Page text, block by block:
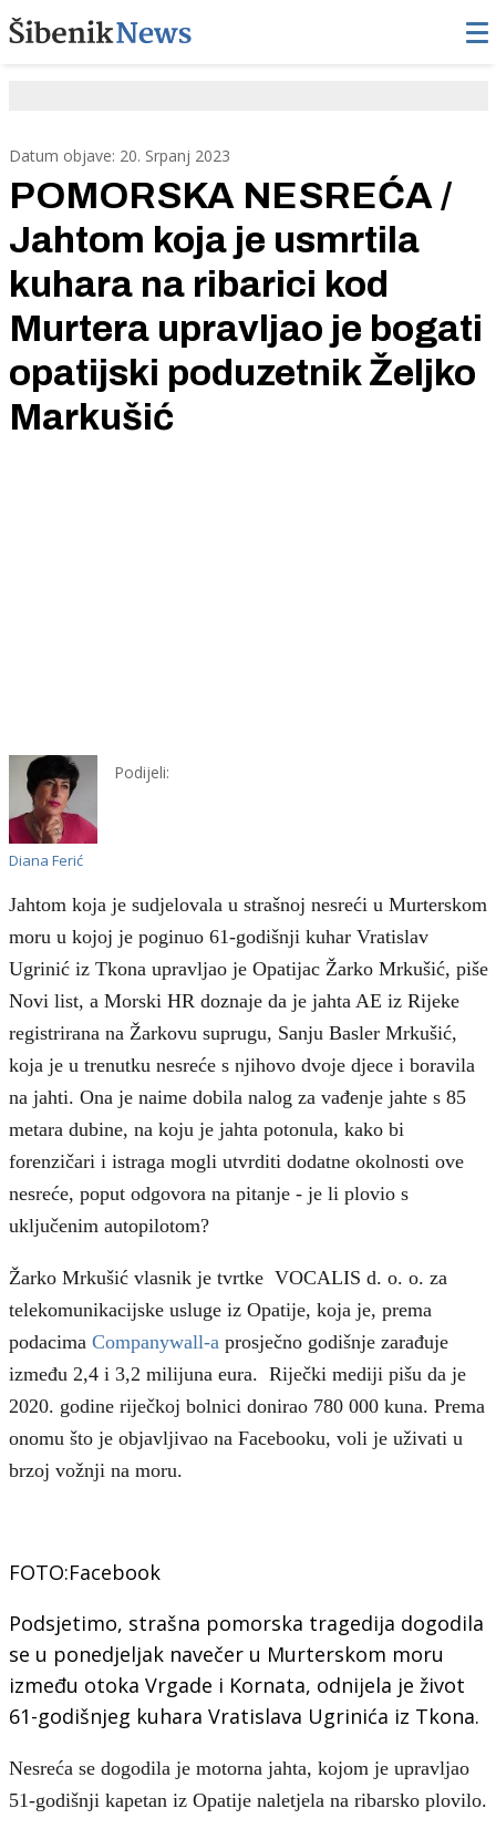
Datum objave: 20. Srpanj 2023
POMORSKA NESREĆA /
Jahtom koja je usmrtila
kuhara na ribarici kod
Murtera upravljao je bogati
opatijski poduzetnik Željko
Markušić
Diana Ferić
Podijeli:
Jahtom koja je sudjelovala u strašnoj nesreći u Murterskom
moru u kojoj je poginuo 61-godišnji kuhar Vratislav
Ugrinić iz Tkona upravljao je Opatijac Žarko Mrkušić, piše
Novi list, a Morski HR doznaje da je jahta AE iz Rijeke
registrirana na Žarkovu suprugu, Sanju Basler Mrkušić,
koja je u trenutku nesreće s njihovo dvoje djece i boravila
na jahti. Ona je naime dobila nalog za vađenje jahte s 85
metara dubine, na koju je jahta potonula, kako bi
forenzičari i istraga mogli utvrditi dodatne okolnosti ove
nesreće, poput odgovora na pitanje - je li plovio s
uključenim autopilotom?
Žarko Mrkušić vlasnik je tvrtke VOCALIS d. o. o. za
telekomunikacijske usluge iz Opatije, koja je, prema
podacima Companywall-a prosječno godišnje zarađuje
između 2,4 i 3,2 milijuna eura. Riječki mediji pišu da je
2020. godine riječkoj bolnici donirao 780 000 kuna. Prema
onomu što je objavljivao na Facebooku, voli je uživati u
brzoj vožnji na moru.
FOTO:Facebook
Podsjetimo, strašna pomorska tragedija dogodila
se u ponedjeljak navečer u Murterskom moru
između otoka Vrgade i Kornata, odnijela je život
61-godišnjeg kuhara Vratislava Ugrinića iz Tkona.
Nesreća se dogodila je motorna jahta, kojom je upravljao
51-godišnji kapetan iz Opatije naletjela na ribarsko plovilo.